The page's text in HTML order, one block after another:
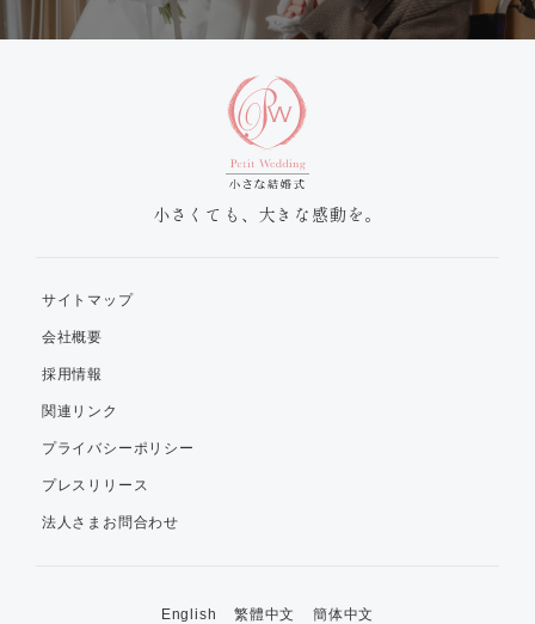
小さくても、大きな感動を。
サイトマップ
会社概要
採用情報
関連リンク
プライバシーポリシー
プレスリリース
法人さまお問合わせ
English 繁體中文 簡体中文